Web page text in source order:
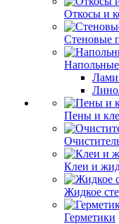
Откосы и
Стеновые
Пены и
Клеи и
Жидкое
Герметики